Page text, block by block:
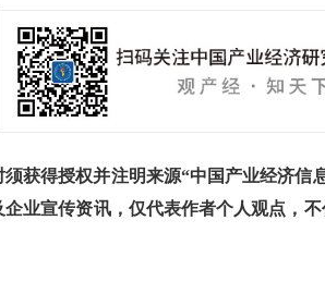
得授权并注明来源“中国产业经济信
业宣传资讯，仅代表作者个人观点，